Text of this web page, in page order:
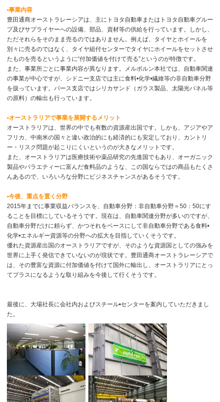
•事業内容
豊田通商オーストラレーシアは、主にトヨタ自動車またはトヨタ自動車グルー
プ及びサプライヤーへの設備、部品、資材等の供給を行っています。しかし、
ただそれらをそのまま売るのではありません。例えば、タイヤとホイールを
別々に売るのではなく、タイヤ組付センターでタイヤにホイールをセットさせ
たものを売るというように“付加価値を付けて売る”というのが特徴です。
また、事業所ごとに事業内容が異なります。メルボルン本社では、自動車関連
の事業が中心ですが、シドニー支店では主に食料•化学•繊維等の非自動車分野
を扱っています。パース支店ではシリカサンド（ガラス製品、太陽光パネル等
の原料）の輸出も行っています。
•オーストラリアで事業を展開するメリット
オーストラリアは、世界の中でも有数の資源産出国です。しかも、アジアやア
フリカ、中南米の国々と違い政治的にも経済的にも安定しており、カントリ
ー・リスク問題が起こりにくいというのが大きなメリットです。
また、オーストラリアは医療技術や薬品研究の先進国でもあり、オーガニック
製品やバラエティーに富んだ食料品のような、この国ならではの商品もたくさ
んあるので、いろいろな分野にビジネスチャンスがあるそうです。
•今後、重点を置く分野
2015年までに事業収益バランスを、自動車分野：非自動車分野＝50：50にす
ることを目標にしているそうです。現在は、自動車関連分野が多いのですが、
自動車分野だけに頼らず、かつそれをベースにして非自動車分野である食料•
化学•エネルギー資源等の分野への拡大を目指していくそうです。
優れた資源産出国のオーストラリアですが、そのような資源国としての強みを
世界に上手く発信できていないのが現状です。豊田通商オーストラレーシアで
は、その豊富な資源に付加価値を付けて国外に輸出し、オーストラリアにとっ
てプラスになるような取り組みを今後して行くそうです。
最後に、大場社長に会社内およびスチール•センターを案内していただきまし
た。